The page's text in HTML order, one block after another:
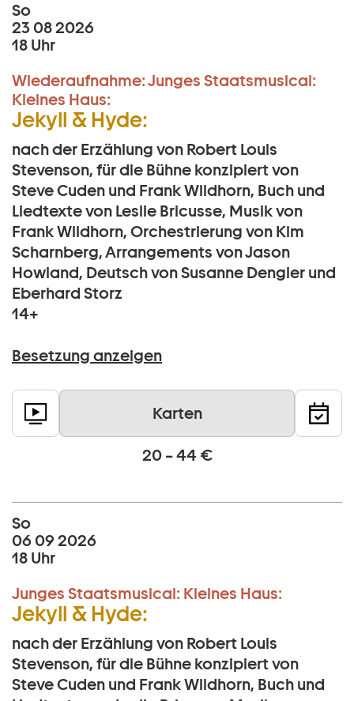
So
23 08 2026
18 Uhr
Wiederaufnahme:Junges Staatsmusical:
Kleines Haus:
Jekyll & Hyde:
nach der Erzählung von Robert Louis
Stevenson, für die Bühne konzipiert von
Steve Cuden und Frank Wildhorn, Buch und
Liedtexte von Leslie Bricusse, Musik von
Frank Wildhorn, Orchestrierung von Kim
Scharnberg, Arrangements von Jason
Howland, Deutsch von Susanne Dengler und
Eberhard Storz
14+
Besetzung anzeigen
Karten
20 – 44 €
So
06 09 2026
18 Uhr
Junges Staatsmusical: Kleines Haus:
Jekyll & Hyde:
nach der Erzählung von Robert Louis
Stevenson, für die Bühne konzipiert von
Steve Cuden und Frank Wildhorn, Buch und